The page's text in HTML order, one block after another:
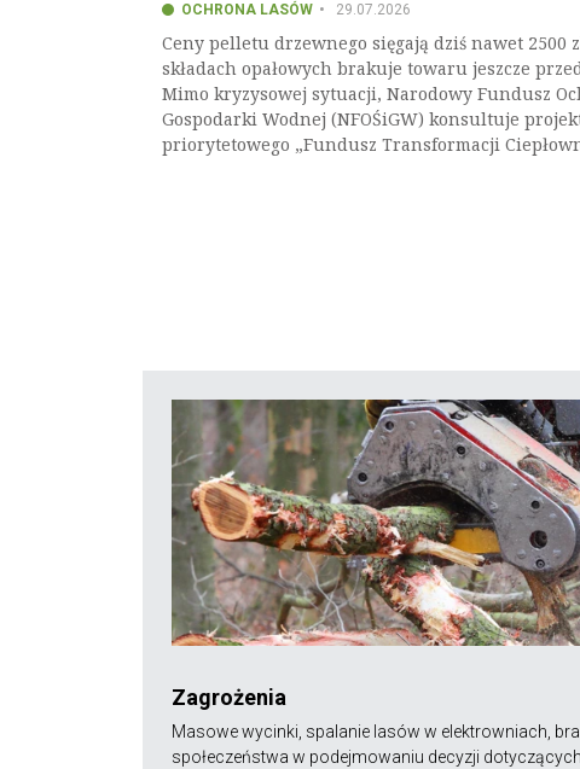
OCHRONA LASÓW 29.07.2026
Ceny pelletu drzewnego sięgają dziś nawet 2500
składach opałowych brakuje towaru jeszcze
Mimo kryzysowej sytuacji, Narodowy Fundusz
Gospodarki Wodnej (NFOŚiGW) konsultuje
priorytetowego „Fundusz Transformacji
Zagrożenia
Masowe wycinki, spalanie lasów w elektrowniach,
społeczeństwa w podejmowaniu decyzji